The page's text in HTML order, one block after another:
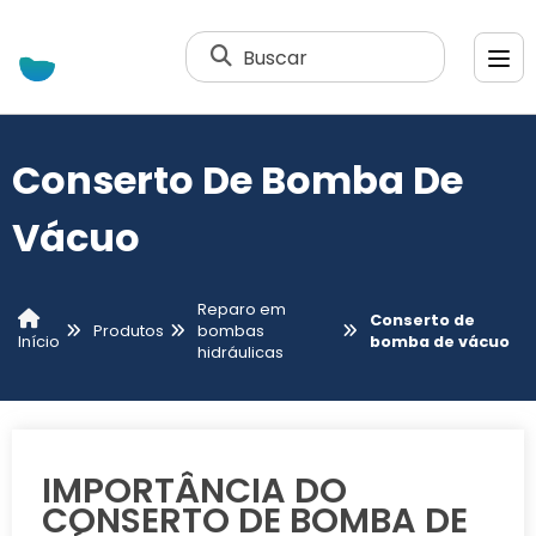
Buscar
Conserto De Bomba De
Vácuo
Início
Produtos
Reparo em
bombas
hidráulicas
Conserto de
bomba de vácuo
IMPORTÂNCIA DO
CONSERTO DE BOMBA DE